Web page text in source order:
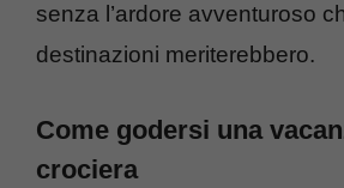
senza l’ardore avventuroso
destinazioni meriterebbero.
Come godersi una
crociera